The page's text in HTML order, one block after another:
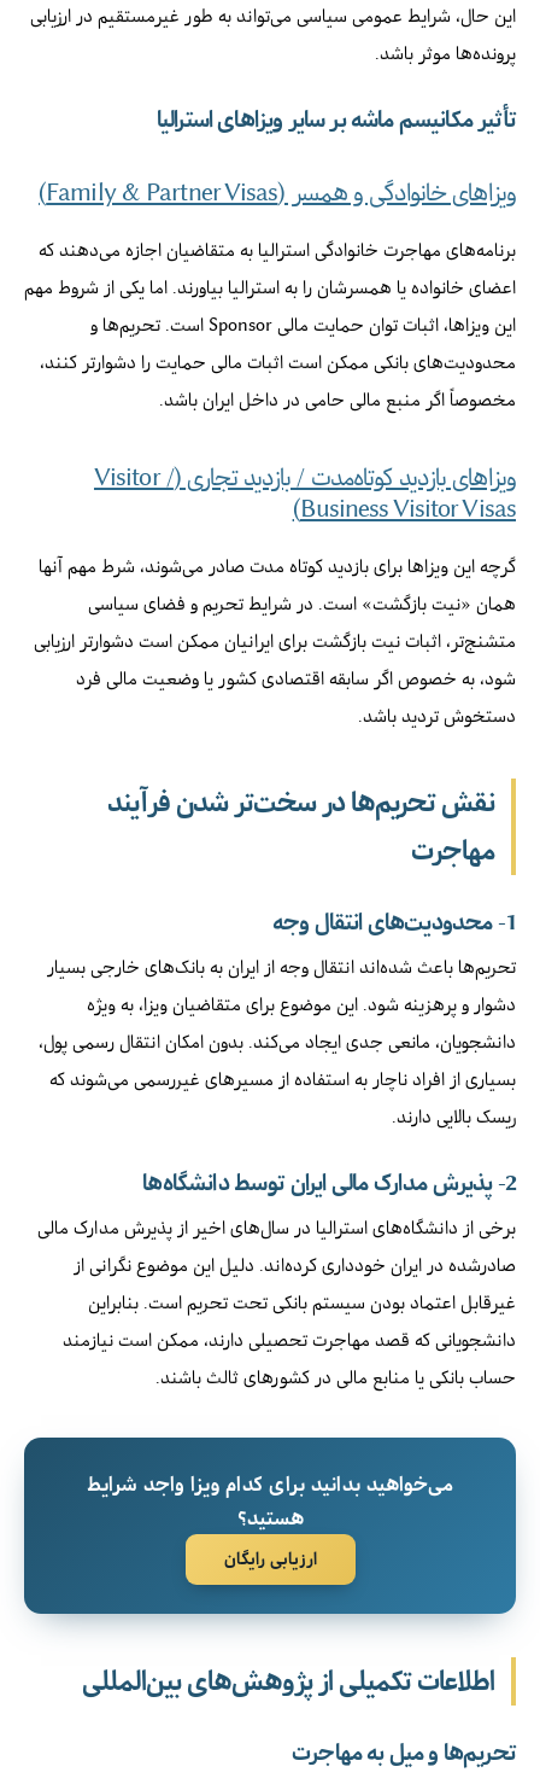
این حال، شرایط عمومی سیاسی می‌تواند به طور غیرمستقیم در ارزیابی
پرونده‌ها موثر باشد.
تأثیر مکانیسم ماشه بر سایر ویزاهای استرالیا
ویزاهای خانوادگی و همسر (Family & Partner Visas)
برنامه‌های مهاجرت خانوادگی استرالیا به متقاضیان اجازه می‌دهند که
اعضای خانواده یا همسرشان را به استرالیا بیاورند. اما یکی از شروط مهم
این ویزاها، اثبات توان حمایت مالی Sponsor است. تحریم‌ها و
محدودیت‌های بانکی ممکن است اثبات مالی حمایت را دشوارتر کنند،
مخصوصاً اگر منبع مالی حامی در داخل ایران باشد.
ویزاهای بازدید کوتاه‌مدت / بازدید تجاری (Visitor /
Business Visitor Visas)
گرچه این ویزاها برای بازدید کوتاه مدت صادر می‌شوند، شرط مهم آنها
همان «نیت بازگشت» است. در شرایط تحریم و فضای سیاسی
متشنج‌تر، اثبات نیت بازگشت برای ایرانیان ممکن است دشوارتر ارزیابی
شود، به خصوص اگر سابقه اقتصادی کشور یا وضعیت مالی فرد
دستخوش تردید باشد.
نقش تحریم‌ها در سخت‌تر شدن فرآیند
مهاجرت
1- محدودیت‌های انتقال وجه
تحریم‌ها باعث شده‌اند انتقال وجه از ایران به بانک‌های خارجی بسیار
دشوار و پرهزینه شود. این موضوع برای متقاضیان ویزا، به ویژه
دانشجویان، مانعی جدی ایجاد می‌کند. بدون امکان انتقال رسمی پول،
بسیاری از افراد ناچار به استفاده از مسیرهای غیررسمی می‌شوند که
ریسک بالایی دارند.
2- پذیرش مدارک مالی ایران توسط دانشگاه‌ها
برخی از دانشگاه‌های استرالیا در سال‌های اخیر از پذیرش مدارک مالی
صادرشده در ایران خودداری کرده‌اند. دلیل این موضوع نگرانی از
غیرقابل اعتماد بودن سیستم بانکی تحت تحریم است. بنابراین
دانشجویانی که قصد مهاجرت تحصیلی دارند، ممکن است نیازمند
حساب بانکی یا منابع مالی در کشورهای ثالث باشند.
می‌خواهید بدانید برای کدام ویزا واجد شرایط
هستید؟
ارزیابی رایگان
اطلاعات تکمیلی از پژوهش‌های بین‌المللی
تحریم‌ها و میل به مهاجرت